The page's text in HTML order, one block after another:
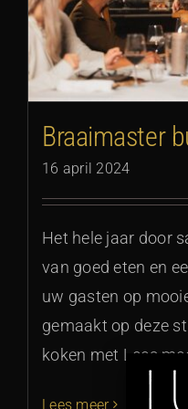
Braaimaster
16 april 2024
Het hele jaar door
van goed eten en
uw gasten op
gemaakt op deze
koken met Lees
Lees meer